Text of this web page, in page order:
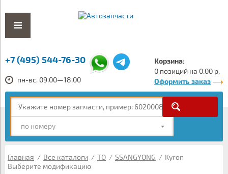
+7 (495) 544-76-30
пн-вс. 09.00—18.00
Корзина:
0 позиций на 0.00 р.
Оформить заказ
по номеру
Главная / Все каталоги / ТО / SSANGYONG / Kyron
Выберите модификацию